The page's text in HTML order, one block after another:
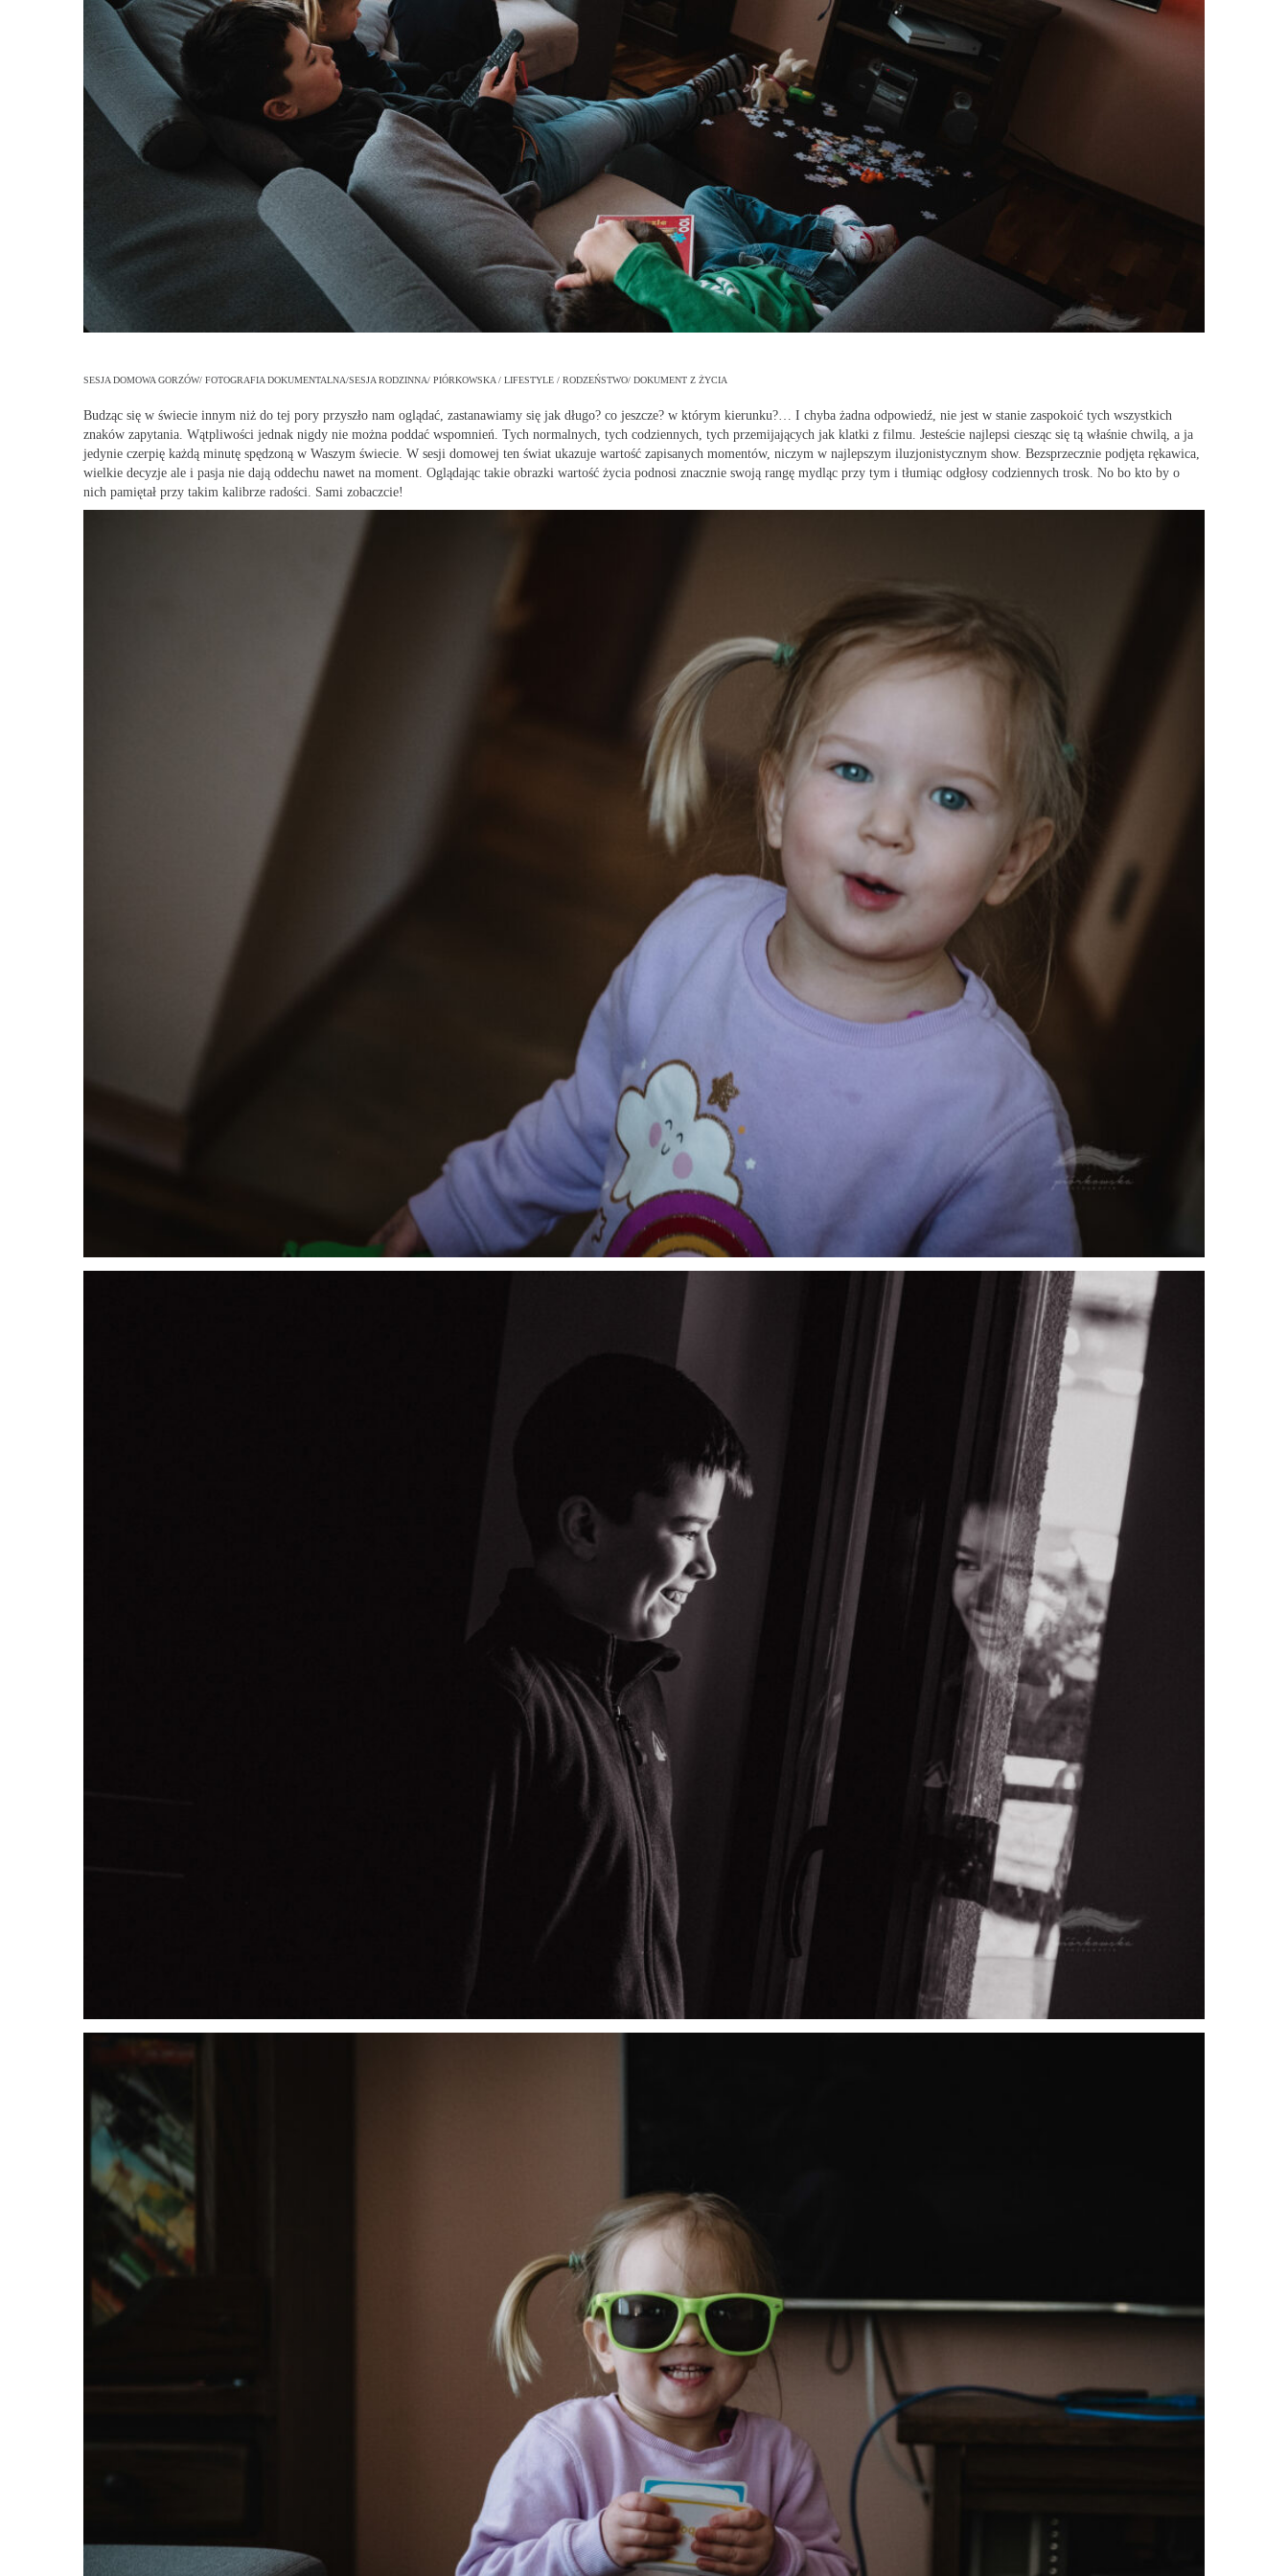
SESJA DOMOWA GORZÓW/ FOTOGRAFIA DOKUMENTALNA/SESJA RODZINNA/ PIÓRKOWSKA / LIFESTYLE / RODZEŃSTWO/ DOKUMENT Z ŻYCIA
Budząc się w świecie innym niż do tej pory przyszło nam oglądać, zastanawiamy się jak długo? co jeszcze? w którym kierunku?… I chyba żadna odpowiedź, nie jest w stanie zaspokoić tych wszystkich
znaków zapytania. Wątpliwości jednak nigdy nie można poddać wspomnień. Tych normalnych, tych codziennych, tych przemijających jak klatki z filmu. Jesteście najlepsi ciesząc się tą właśnie chwilą, a ja
jedynie czerpię każdą minutę spędzoną w Waszym świecie. W sesji domowej ten świat ukazuje wartość zapisanych momentów, niczym w najlepszym iluzjonistycznym show. Bezsprzecznie podjęta rękawica,
wielkie decyzje ale i pasja nie dają oddechu nawet na moment. Oglądając takie obrazki wartość życia podnosi znacznie swoją rangę mydląc przy tym i tłumiąc odgłosy codziennych trosk. No bo kto by o
nich pamiętał przy takim kalibrze radości. Sami zobaczcie!